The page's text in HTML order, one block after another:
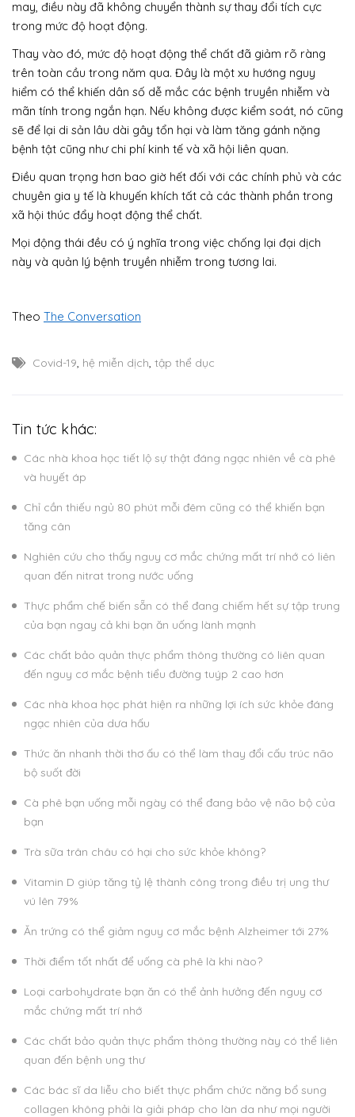
may, điều này đã không chuyển thành sự thay đổi tích cực
trong mức độ hoạt động.
Thay vào đó, mức độ hoạt động thể chất đã giảm rõ ràng
trên toàn cầu trong năm qua. Đây là một xu hướng nguy
hiểm có thể khiến dân số dễ mắc các bệnh truyền nhiễm và
mãn tính trong ngắn hạn. Nếu không được kiểm soát, nó cũng
sẽ để lại di sản lâu dài gây tổn hại và làm tăng gánh nặng
bệnh tật cũng như chi phí kinh tế và xã hội liên quan.
Điều quan trọng hơn bao giờ hết đối với các chính phủ và các
chuyên gia y tế là khuyến khích tất cả các thành phần trong
xã hội thúc đẩy hoạt động thể chất.
Mọi động thái đều có ý nghĩa trong việc chống lại đại dịch
này và quản lý bệnh truyền nhiễm trong tương lai.
Theo The Conversation
Covid-19, hệ miễn dịch, tập thể dục
Tin tức khác:
Các nhà khoa học tiết lộ sự thật đáng ngạc nhiên về cà phê
và huyết áp
Chỉ cần thiếu ngủ 80 phút mỗi đêm cũng có thể khiến bạn
tăng cân
Nghiên cứu cho thấy nguy cơ mắc chứng mất trí nhớ có liên
quan đến nitrat trong nước uống
Thực phẩm chế biến sẵn có thể đang chiếm hết sự tập trung
của bạn ngay cả khi bạn ăn uống lành mạnh
Các chất bảo quản thực phẩm thông thường có liên quan
đến nguy cơ mắc bệnh tiểu đường tuýp 2 cao hơn
Các nhà khoa học phát hiện ra những lợi ích sức khỏe đáng
ngạc nhiên của dưa hấu
Thức ăn nhanh thời thơ ấu có thể làm thay đổi cấu trúc não
bộ suốt đời
Cà phê bạn uống mỗi ngày có thể đang bảo vệ não bộ của
bạn
Trà sữa trân châu có hại cho sức khỏe không?
Vitamin D giúp tăng tỷ lệ thành công trong điều trị ung thư
vú lên 79%
Ăn trứng có thể giảm nguy cơ mắc bệnh Alzheimer tới 27%
Thời điểm tốt nhất để uống cà phê là khi nào?
Loại carbohydrate bạn ăn có thể ảnh hưởng đến nguy cơ
mắc chứng mất trí nhớ
Các chất bảo quản thực phẩm thông thường này có thể liên
quan đến bệnh ung thư
Các bác sĩ da liễu cho biết thực phẩm chức năng bổ sung
collagen không phải là giải pháp cho làn da như mọi người